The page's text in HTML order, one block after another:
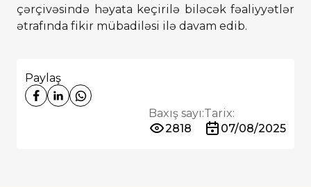
çərçivəsində həyata keçirilə biləcək fəaliyyətlər
ətrafında fikir mübadiləsi ilə davam edib.
Paylaş
Baxış sayı:
2818
Tarix:
07/08/2025